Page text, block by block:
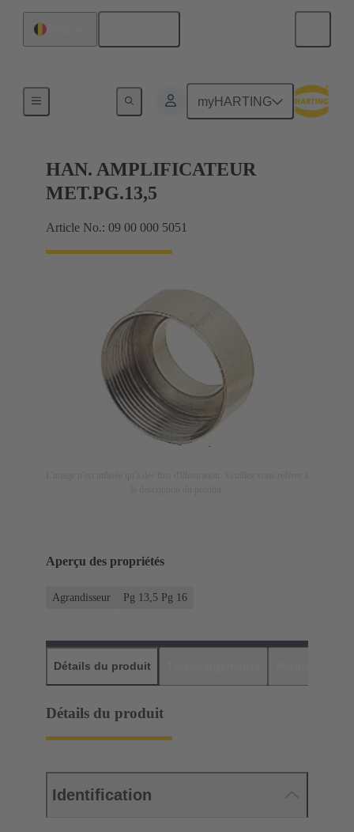
myHARTING
Presse-étoupes
HAN. AMPLIFICATEUR
MET.PG.13,5
Article No.: 09 00 000 5051
Aperçu des propriétés
Agrandisseur Pg 13,5 Pg 16
Détails du produit
Détails du produit
Identification